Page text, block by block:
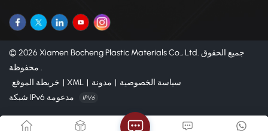
© 2026 Xiamen Bocheng Plastic Materials Co., Ltd. جميع الحقوق
محفوظة .
خريطة الموقع | XML | مدونة | سياسة الخصوصية